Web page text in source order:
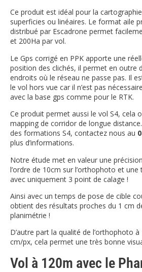
Ce produit est idéal pour la
superficies ou linéaires. Le format aile
distribué par Escadrone permet
et 200Ha par vol.
Le Gps corrigé en PPK apporte une
position des clichés, il permet en outre
endroits où le réseau ne passe pas. Il
le vol hors vue car il n’est pas
avec la base gps comme pour le RTK.
Ce produit permet aussi le vol S4, cela
mapping de corridor de longue
des formations S4, contactez nous au
plus d’informations.
Notre étude met en valeur une
l’ordre de 10cm sur l’orthophoto et
avec uniquement 3 point de calage !
Ainsi avec un temps de pose de cible
obtient des résultats proches du 1 cm
planimétrie !
D’autre part la qualité de l’orthophoto
cm/px, cela permet une très bonne
Vol à 120m avec le